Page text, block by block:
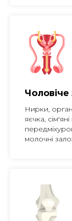
Нирки,
яєчка,
молочні